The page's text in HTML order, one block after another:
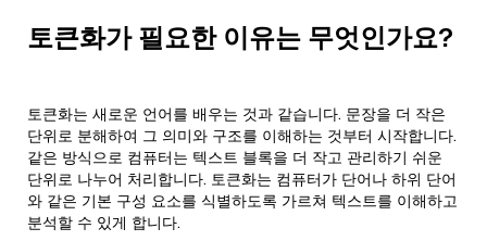
토큰화가 필요한 이유는 무엇인가요?
토큰화는 새로운 언어를 배우는 것과 같습니다. 문장을 더 작은
단위로 분해하여 그 의미와 구조를 이해하는 것부터 시작합니다.
같은 방식으로 컴퓨터는 텍스트 블록을 더 작고 관리하기 쉬운
단위로 나누어 처리합니다. 토큰화는 컴퓨터가 단어나 하위 단어
와 같은 기본 구성 요소를 식별하도록 가르쳐 텍스트를 이해하고
분석할 수 있게 합니다.